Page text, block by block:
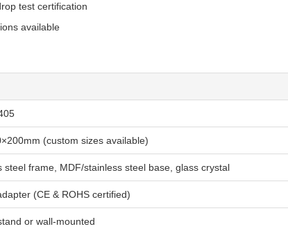
test certification
available
(custom sizes available)
steel frame, MDF/stainless steel base, glass crystal
(CE & ROHS certified)
or wall-mounted